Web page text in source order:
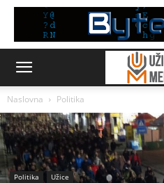
Naslovna Politika
Politika Užice